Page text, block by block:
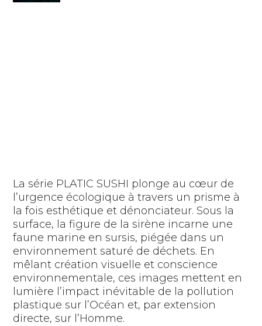
La série PLATIC SUSHI plonge au cœur de
l’urgence écologique à travers un prisme à
la fois esthétique et dénonciateur. Sous la
surface, la figure de la sirène incarne une
faune marine en sursis, piégée dans un
environnement saturé de déchets. En
mêlant création visuelle et conscience
environnementale, ces images mettent en
lumière l’impact inévitable de la pollution
plastique sur l’Océan et, par extension
directe, sur l’Homme.